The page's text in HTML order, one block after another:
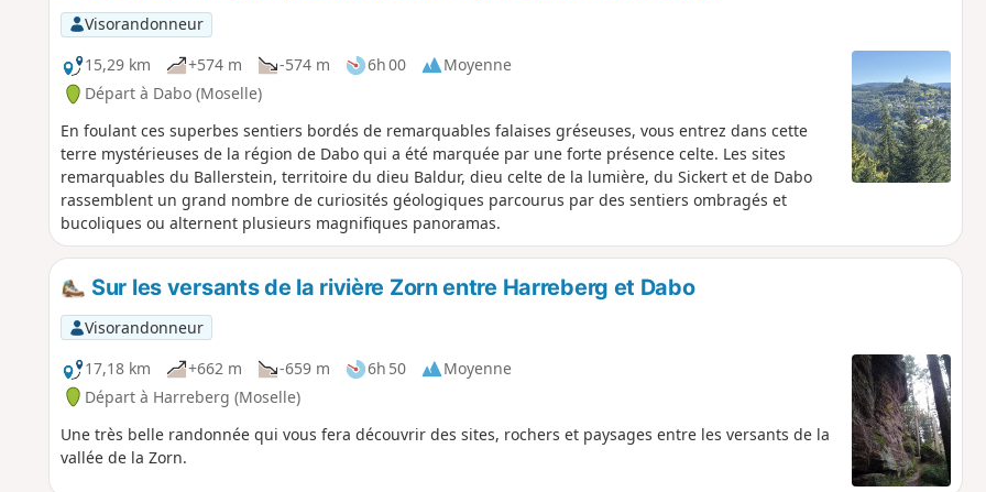
Visorandonneur
15,29 km
+574 m -574 m 6h 00
Moyenne
Départ à Dabo (Moselle)
En foulant ces superbes sentiers bordés de remarquables falaises gréseuses, vous entrez dans cette
terre mystérieuses de la région de Dabo qui a été marquée par une forte présence celte. Les sites
remarquables du Ballerstein, territoire du dieu Baldur, dieu celte de la lumière, du Sickert et de Dabo
rassemblent un grand nombre de curiosités géologiques parcourus par des sentiers ombragés et
bucoliques ou alternent plusieurs magnifiques panoramas.
Sur les versants de la rivière Zorn entre Harreberg et Dabo
Visorandonneur
17,18 km
+662 m -659 m 6h 50
Moyenne
Départ à Harreberg (Moselle)
Une très belle randonnée qui vous fera découvrir des sites, rochers et paysages entre les versants de la
vallée de la Zorn.